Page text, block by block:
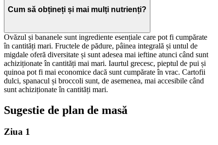
Cum să obțineți și mai mulți nutrienți?
Ovăzul și bananele sunt ingrediente esențiale care pot fi cumpărate
în cantități mari. Fructele de pădure, pâinea integrală și untul de
migdale oferă diversitate și sunt adesea mai ieftine atunci când sunt
achiziționate în cantități mai mari. Iaurtul grecesc, pieptul de pui și
quinoa pot fi mai economice dacă sunt cumpărate în vrac. Cartofii
dulci, spanacul și broccoli sunt, de asemenea, mai accesibile când
sunt achiziționate în cantități mari.
Sugestie de plan de masă
Ziua 1